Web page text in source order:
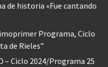
de historia «Fue cantando
Programa, Ciclo
de Rieles”
– Ciclo 2024/Programa 25